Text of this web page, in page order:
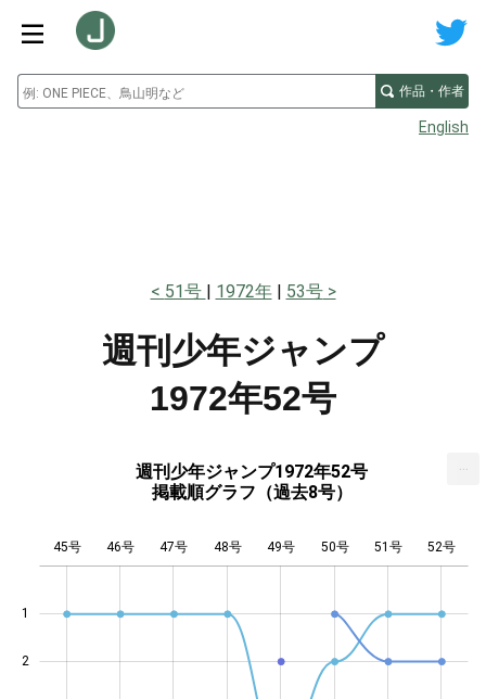
作品・作者
English
51号 1972年 53号
週刊少年ジャンプ
1972年52号
週刊少年ジャンプ1972年52号
掲載順グラフ（過去8号）
1
2
45号 46号 47号 48号 49号 50号 51号 52号